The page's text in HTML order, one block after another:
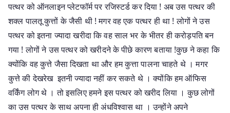
पत्थर को ऑनलाइन प्लेटफॉर्म पर रजिस्टर्ड कर दिया ! अब उस पत्थर की
शक्ल पालतू कुत्तों के जैसी थी ! मगर वह एक पत्थर ही था ! लोगों ने उस
पत्थर को इतना ज्यादा खरीदा कि वह साल भर के भीतर ही करोड़पति बन
गया ! लोगों ने उस पत्थर को खरीदने के पीछे कारण बताया !कुछ ने कहा कि
क्योंकि वह कुत्ते जैसा दिखता था और हम कुत्ता पालना चाहते थे । मगर
कुत्ते की देखरेख इतनी ज्यादा नहीं कर सकते थे । क्योंकि हम ऑफिस
वर्किंग लोग थे । तो इसलिए हमने इस पत्थर को खरीद लिया । कुछ लोगों
का उस पत्थर के साथ अपना ही अंधविश्वास था । उन्होंने अपने